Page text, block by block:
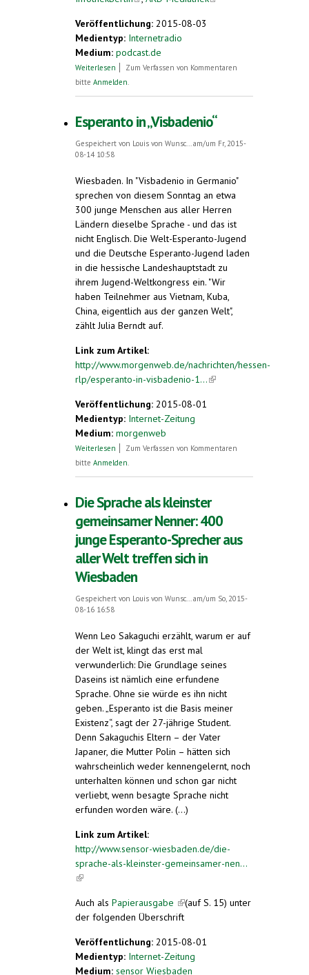
Veröffentlichung: 2015-08-03
Medientyp: Internetradio
Medium: podcast.de
Weiterlesen über Esperanto - eine Sprache für alle
Zum Verfassen von Kommentaren
bitte Anmelden.
Esperanto in „Visbadenio“
Gespeichert von Louis von Wunsc...am/um Fr, 2015-
08-14 10:58
Wiesbaden. In "Visbadenio in Germanio"
sprechen von diesem Sonntag an etwa
300 junge Menschen aus aller Herren
Ländern dieselbe Sprache - und das ist
nicht Englisch. Die Welt-Esperanto-Jugend
und die Deutsche Esperanto-Jugend laden
in die hessische Landeshauptstadt zu
ihrem Jugend-Weltkongress ein. "Wir
haben Teilnehmer aus Vietnam, Kuba,
China, eigentlich aus der ganzen Welt",
zählt Julia Berndt auf.
Link zum Artikel:
http://www.morgenweb.de/nachrichten/hessen-
rlp/esperanto-in-visbadenio-1...(link is
Veröffentlichung: 2015-08-01
Medientyp: Internet-Zeitung
Medium: morgenweb
Weiterlesen über Esperanto in „Visbadenio“
Zum Verfassen von Kommentaren
bitte Anmelden.
Die Sprache als kleinster
gemeinsamer Nenner: 400
junge Esperanto-Sprecher aus
aller Welt treffen sich in
Wiesbaden
Gespeichert von Louis von Wunsc...am/um So, 2015-
08-16 16:58
Wenn Leo Sakaguchi erzählt, warum er auf
der Welt ist, klingt das erst mal
verwunderlich: Die Grundlage seines
Daseins ist nämlich eine erfundene
Sprache. Ohne sie würde es ihn nicht
geben. „Esperanto ist die Basis meiner
Existenz“, sagt der 27-jährige Student.
Denn Sakaguchis Eltern – der Vater
Japaner, die Mutter Polin – hätten sich
wahrscheinlich weder kennengelernt, noch
unterhalten können und schon gar nicht
verliebt, wenn besagte Sprache nicht
erfunden worden wäre. (...)
Link zum Artikel:
http://www.sensor-wiesbaden.de/die-
sprache-als-kleinster-gemeinsamer-nen...
(link is external)
Auch als Papierausgabe (link is external)
(auf S. 15) unter
der folgenden Überschrift
Veröffentlichung: 2015-08-01
Medientyp: Internet-Zeitung
Medium: sensor Wiesbaden